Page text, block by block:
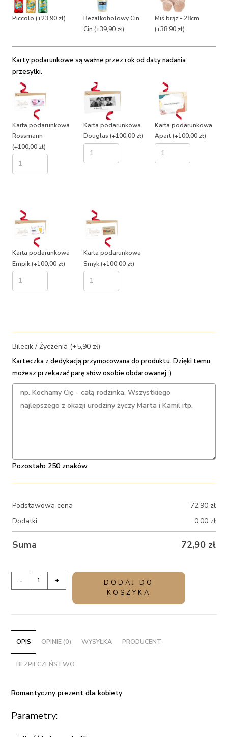
Piccolo (+23,90 zł)
Bezalkoholowy Cin
Cin (+39,90 zł)
Miś brąz - 28cm
(+38,90 zł)
Karty podarunkowe są ważne przez rok od daty nadania
przesyłki.
Karta podarunkowa
Rossmann
(+100,00 zł)
Karta podarunkowa
Douglas (+100,00 zł)
Karta podarunkowa
Apart(+100,00 zł)
Karta podarunkowa
Empik(+100,00 zł)
Karta podarunkowa
Smyk(+100,00 zł)
Bilecik / Życzenia (+5,90 zł)
Karteczka z dedykacją przymocowana do produktu. Dzięki temu
możesz przekazać parę słów osobie obdarowanej :)
Pozostało 250 znaków.
Podstawowa cena 72,90 zł
Dodatki
0,00 zł
Suma 72,90 zł
Romantyczny
kobiety
Balon
czerwone
Jesteś
- +
DODAJ DO
KOSZYKA
OPIS OPINIE (0) WYSYŁKA PRODUCENT
BEZPIECZEŃSTWO
Romantyczny prezent dla kobiety
Parametry: